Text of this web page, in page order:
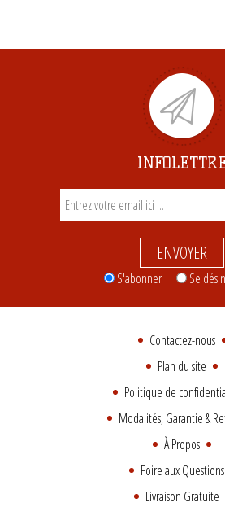
ENVOYER
S'abonner Se
Contactez-nous
Plan du site
Politique de
Modalités, Garantie &
À Propos
Foire aux Questions
Livraison Gratuite